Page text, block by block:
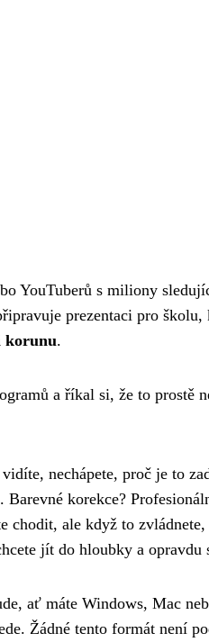
YouTuberů s miliony
prezentaci pro
korunu.
a říkal si, že to prostě
nechápete, proč je to
korekce?
chodit, ale když to
jít do hloubky a opravdu
ať máte Windows, Mac
Žádné tento formát není